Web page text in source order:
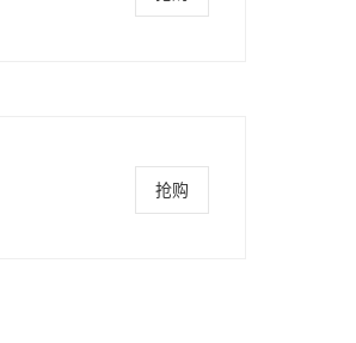
抢购